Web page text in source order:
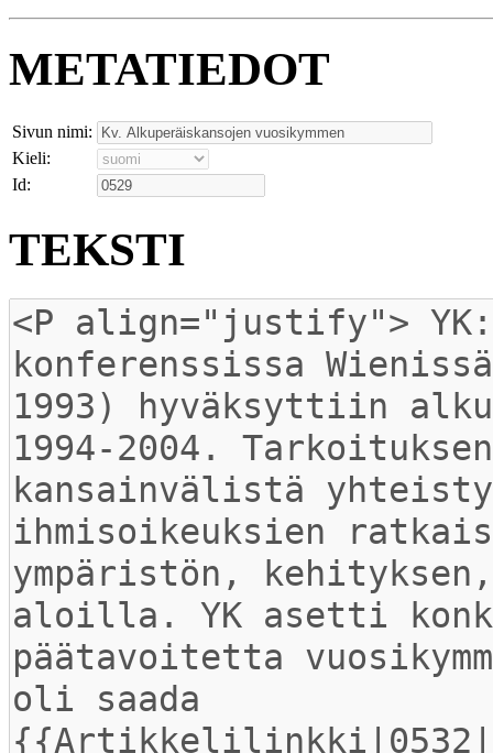
METATIEDOT
Sivun nimi:
Kieli:
Id:
TEKSTI